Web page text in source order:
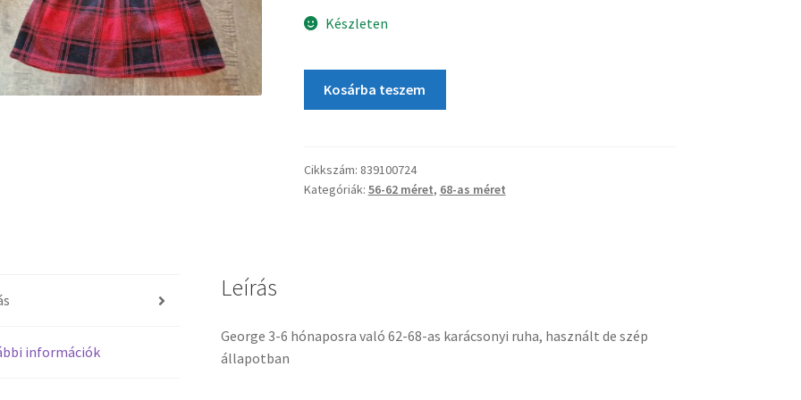
Készleten
Kosárba teszem
Cikkszám: 839100724
Kategóriák: 56-62 méret, 68-as méret
információk
Leírás
George 3-6 hónaposra való 62-68-as karácsonyi ruha, használt de szép
állapotban